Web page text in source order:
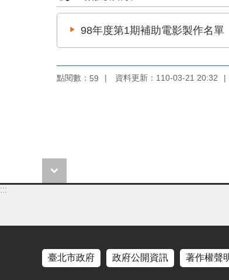
98年度第1期補助電影製作名單
點閱數： 59 資料更新：110-03-21 20:32
:::
臺北市政府 政府公開資訊 著作權聲